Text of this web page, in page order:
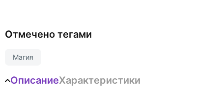
Отмечено тегами
Магия
ОписаниеХарактеристики